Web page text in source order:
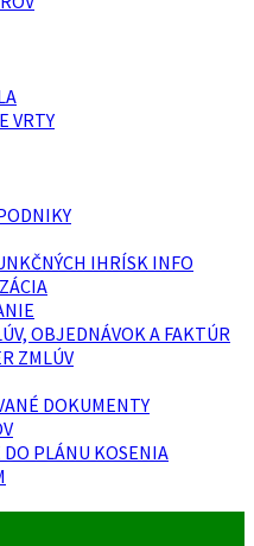
VRTY
IHRÍSK INFO
OBJEDNÁVOK A FAKTÚR
ZMLÚV
DOKUMENTY
PLÁNU KOSENIA